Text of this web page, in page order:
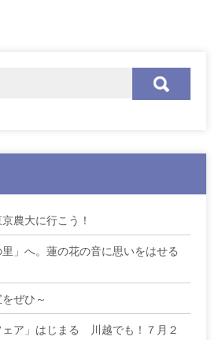
農大に行こう！
」へ。蓮の花の音に思いをはせる
ぜひ～
ェア」はじまる 川越でも！７月２